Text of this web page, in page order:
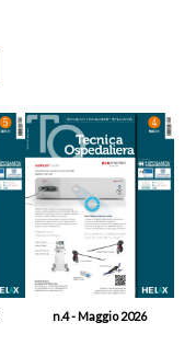
n.4 - Maggio 2026